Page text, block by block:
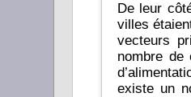
De leur
villes
vecteurs
nombre de
existe un